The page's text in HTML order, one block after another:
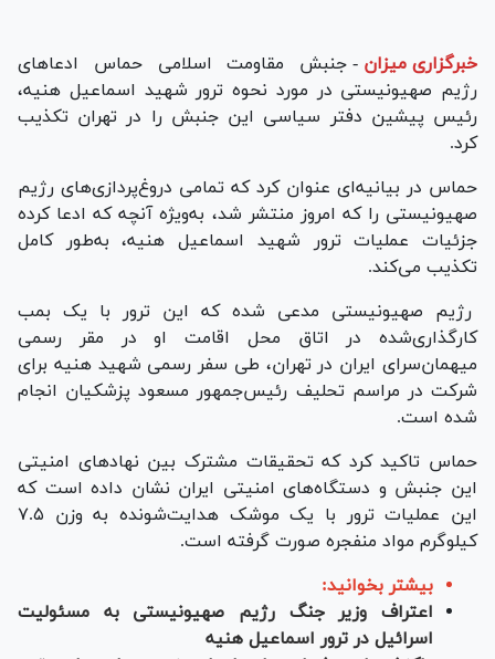
خبرگزاری میزان - جنبش مقاومت اسلامی حماس ادعا‌های
رژیم صهیونیستی در مورد نحوه ترور شهید اسماعیل هنیه،
رئیس پیشین دفتر سیاسی این جنبش را در تهران تکذیب
کرد.
حماس در بیانیه‌ای عنوان کرد که تمامی دروغ‌پردازی‌های رژیم
صهیونیستی را که امروز منتشر شد، به‌ویژه آنچه که ادعا کرده
جزئیات عملیات ترور شهید اسماعیل هنیه، به‌طور کامل
تکذیب می‌کند.
رژیم صهیونیستی مدعی شده که این ترور با یک بمب
کارگذاری‌شده در اتاق محل اقامت او در مقر رسمی
میهمان‌سرای ایران در تهران، طی سفر رسمی شهید هنیه برای
شرکت در مراسم تحلیف رئیس‌جمهور مسعود پزشکیان انجام
شده است.
حماس تاکید کرد که تحقیقات مشترک بین نهاد‌های امنیتی
این جنبش و دستگاه‌های امنیتی ایران نشان داده است که
این عملیات ترور با یک موشک هدایت‌شونده به وزن ۷.۵
کیلوگرم مواد منفجره صورت گرفته است.
بیشتر بخوانید:
اعتراف وزیر جنگ رژیم صهیونیستی به مسئولیت
اسرائیل در ترور اسماعیل هنیه